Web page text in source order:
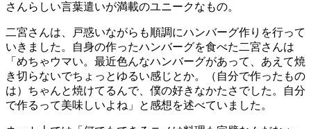
さんらしい言葉遣いが満載のユニークなもの。
二宮さんは、戸惑いながらも順調にハンバーグ作りを行って
いきました。自身の作ったハンバーグを食べた二宮さんは
「めちゃウマい。最近色んなハンバーグがあって、あえて焼
き切らないでちょっとゆるい感じとか。（自分で作ったもの
は）ちゃんと焼けてるんで、僕の好きなかたさでした。自分
で作るって美味しいよね」と感想を述べていました。